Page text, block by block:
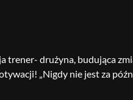
trener- drużyna, budująca
„Nigdy nie jest za